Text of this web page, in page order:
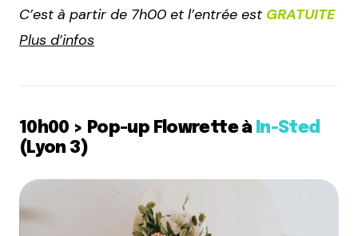
C’est à partir de 7h00 et l’entrée est GRATUITE
Plus d’infos
10h00 > Pop-up Flowrette à In-Sted
(Lyon 3)